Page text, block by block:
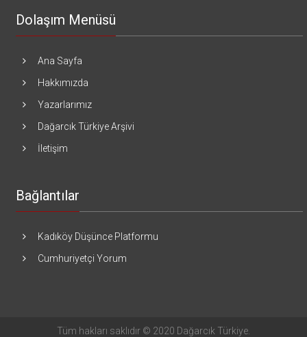
Dolaşım Menüsü
Ana Sayfa
Hakkımızda
Yazarlarımız
Dağarcık Türkiye Arşivi
İletişim
Bağlantılar
Kadıköy Düşünce Platformu
Cumhuriyetçi Yorum
Tüm hakları saklıdır © 2020 Dağarcık Türkiye.